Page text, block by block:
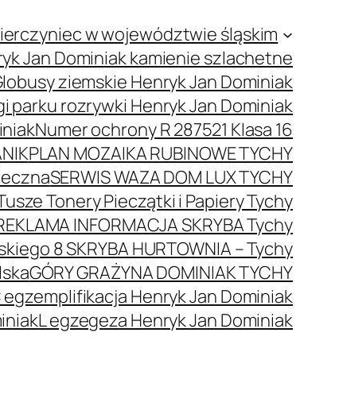
w województwie śląskim
Jan Dominiak kamienie szlachetne
ziemskie Henryk Jan Dominiak
parku rozrywki Henryk Jan Dominiak
Numer ochrony R 287521 Klasa 16
PLAN MOZAIKA RUBINOWE TYCHY
SERWIS WAZA DOM LUX TYCHY
Tonery Pieczątki i Papiery Tychy
INFORMACJA SKRYBA Tychy
8 SKRYBA HURTOWNIA – Tychy
GÓRY GRAŻYNA DOMINIAK TYCHY
egzemplifikacja Henryk Jan Dominiak
L egzegeza Henryk Jan Dominiak